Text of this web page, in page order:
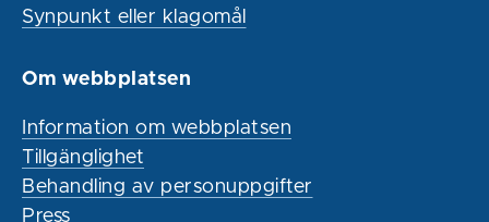
Synpunkt eller klagomål
Om webbplatsen
Information om webbplatsen
Tillgänglighet
Behandling av personuppgifter
Press